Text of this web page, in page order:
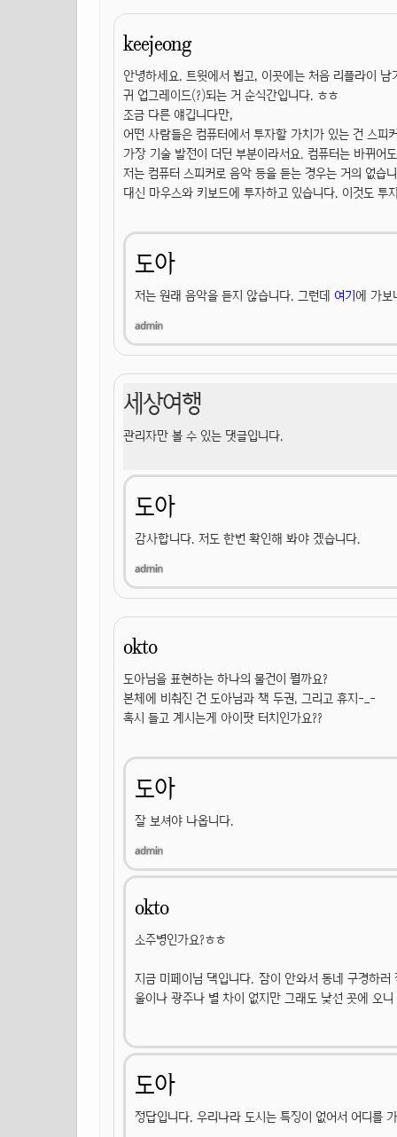
keejeong
안녕하세요. 트윗에서 뵙고, 이곳에는 처음 리플라이 남
귀 업그레이드(?)되는 거 순식간입니다. ㅎㅎ
조금 다른 얘깁니다만,
어떤 사람들은 컴퓨터에서 투자할 가치가 있는 건 스피
가장 기술 발전이 더딘 부분이라서요. 컴퓨터는 바뀌어
저는 컴퓨터 스피커로 음악 등을 듣는 경우는 거의 없습
대신 마우스와 키보드에 투자하고 있습니다. 이것도 투
도아
저는 원래 음악을 듣지 않습니다. 그런데 여기에 가보
세상여행
관리자만 볼 수 있는 댓글입니다.
도아
감사합니다. 저도 한번 확인해 봐야 겠습니다.
okto
도아님을 표현하는 하나의 물건이 뭘까요?
본체에 비춰진 건 도아님과 책 두권, 그리고 휴지-_-
혹시 들고 계시는게 아이팟 터치인가요??
도아
잘 보셔야 나옵니다.
okto
소주병인가요?ㅎㅎ
지금 미페이님 댁입니다. 잠이 안와서 동네 구경하
울이나 광주나 별 차이 없지만 그래도 낯선 곳에 오
도아
정답입니다. 우리나라 도시는 특징이 없어서 어디를